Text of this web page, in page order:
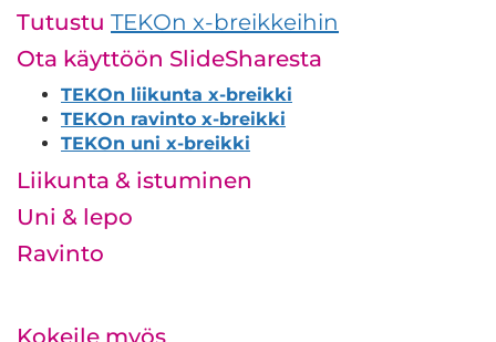
Tutustu TEKOn x-breikkeihin
Ota käyttöön SlideSharesta
TEKOn liikunta x-breikki
TEKOn ravinto x-breikki
TEKOn uni x-breikki
Liikunta & istuminen
Uni & lepo
Ravinto
Kokeile myös